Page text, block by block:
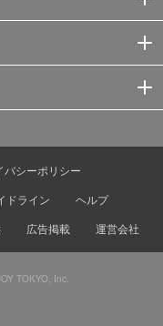
バシーポリシー
ドライン
ヘルプ
広告掲載 運営会社
TOKYO, Inc.